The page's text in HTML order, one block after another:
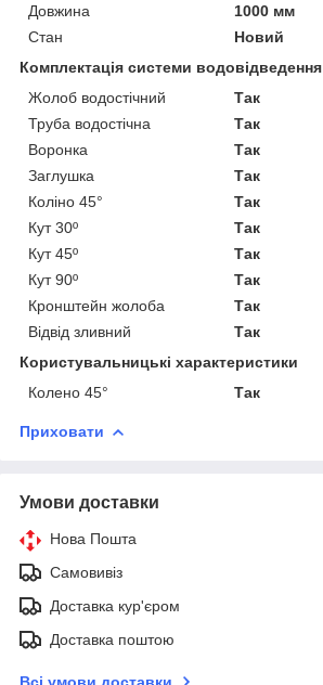
Довжина
1000 мм
Стан
Новий
Комплектація системи водовідведення
Жолоб водостічний
Так
Труба водостічна
Так
Воронка
Так
Заглушка
Так
Коліно 45°
Так
Кут 30º
Так
Кут 45º
Так
Кут 90º
Так
Кронштейн жолоба
Так
Відвід зливний
Так
Користувальницькі характеристики
Колено 45°
Так
Приховати
Умови доставки
Нова Пошта
Самовивіз
Доставка кур'єром
Доставка поштою
Всі умови доставки